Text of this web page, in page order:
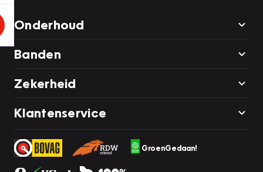
Onderhoud
Banden
Zekerheid
Klantenservice
GroenGedaan!